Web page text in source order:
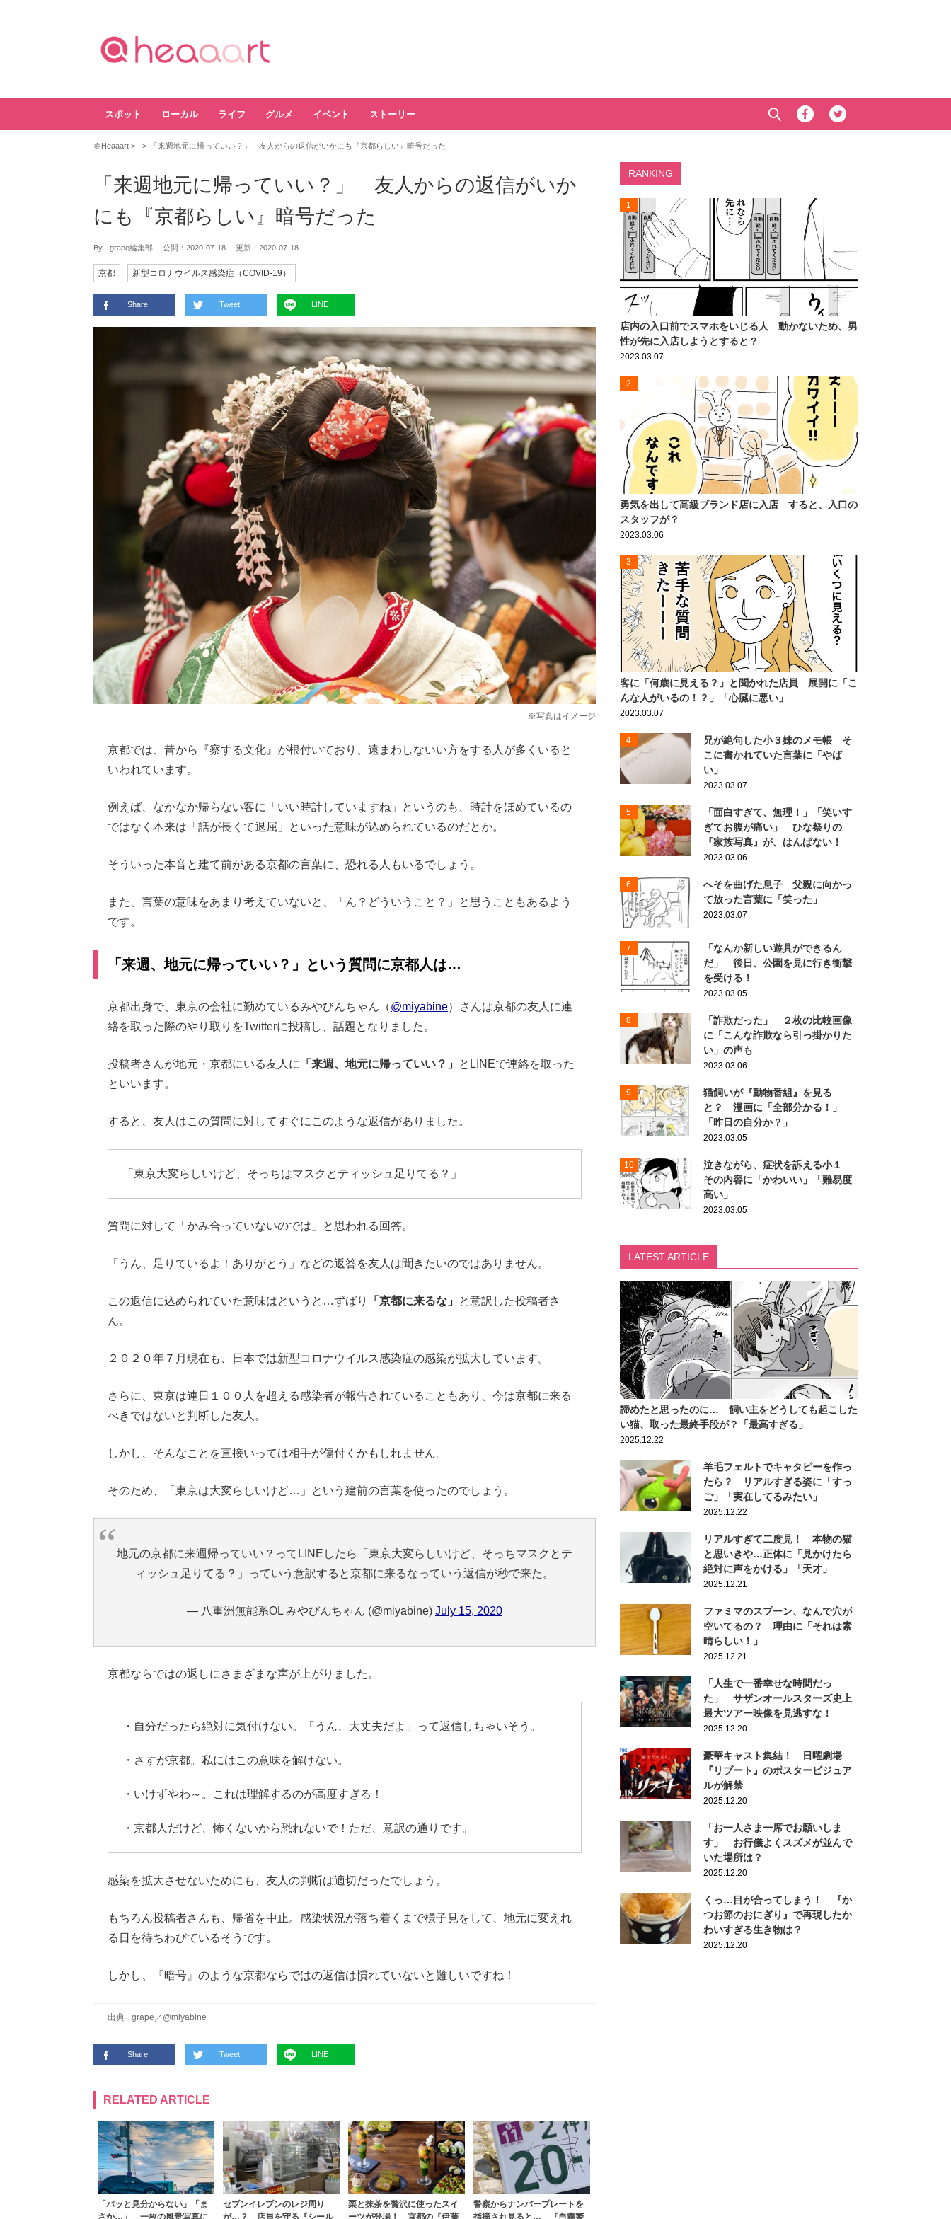
スポット ローカル ライフ グルメ イベント ストーリー
＠Heaaart 「来週地元に帰っていい？」 友人からの返信がいかにも『京都らしい』暗号だった
「来週地元に帰っていい？」 友人からの返信がいか
にも『京都らしい』暗号だった
By - grape編集部 公開： 2020-07-18 更新： 2020-07-18
京都 新型コロナウイルス感染症（COVID-19）
Share Tweet LINE
※写真はイメージ
京都では、昔から『察する文化』が根付いており、遠まわしないい方をする人が多くいると
いわれています。
例えば、なかなか帰らない客に「いい時計していますね」というのも、時計をほめているの
ではなく本来は「話が長くて退屈」といった意味が込められているのだとか。
そういった本音と建て前がある京都の言葉に、恐れる人もいるでしょう。
また、言葉の意味をあまり考えていないと、「ん？どういうこと？」と思うこともあるよう
です。
「来週、地元に帰っていい？」という質問に京都人は…
京都出身で、東京の会社に勤めているみやびんちゃん（@miyabine）さんは京都の友人に連
絡を取った際のやり取りをTwitterに投稿し、話題となりました。
投稿者さんが地元・京都にいる友人に 「来週、地元に帰っていい？」
とLINEで連絡を取った
といいます。
すると、友人はこの質問に対してすぐにこのような返信がありました。
「東京大変らしいけど、そっちはマスクとティッシュ足りてる？」
質問に対して「かみ合っていないのでは」と思われる回答。
「うん、足りているよ！ありがとう」などの返答を友人は聞きたいのではありません。
この返信に込められていた意味はというと…ずばり 「京都に来るな」
と意訳した投稿者さ
ん。
２０２０年７月現在も、日本では新型コロナウイルス感染症の感染が拡大しています。
さらに、東京は連日１００人を超える感染者が報告されていることもあり、今は京都に来る
べきではないと判断した友人。
しかし、そんなことを直接いっては相手が傷付くかもしれません。
そのため、「東京は大変らしいけど…」という建前の言葉を使ったのでしょう。
地元の京都に来週帰っていい？ってLINEしたら「東京大変らしいけど、そっちマスクとテ
ィッシュ足りてる？」っていう意訳すると京都に来るなっていう返信が秒で来た。
— 八重洲無能系OL みやびんちゃん (@miyabine) July 15, 2020
京都ならではの返しにさまざまな声が上がりました。
・自分だったら絶対に気付けない。「うん、大丈夫だよ」って返信しちゃいそう。
・さすが京都。私にはこの意味を解けない。
・いけずやわ～。これは理解するのが高度すぎる！
・京都人だけど、怖くないから恐れないで！ただ、意訳の通りです。
感染を拡大させないためにも、友人の判断は適切だったでしょう。
もちろん投稿者さんも、帰省を中止。感染状況が落ち着くまで様子見をして、地元に変えれ
る日を待ちわびているそうです。
しかし、『暗号』のような京都ならではの返信は慣れていないと難しいですね！
出典 grape ／ @miyabine
Share Tweet LINE
RELATED ARTICLE
「パッと見分からない」「ま
さか…」 一枚の風景写真に
セブンイレブンのレジ周り
が…？ 店員を守る『シール
栗と抹茶を贅沢に使ったスイ
ーツが登場！ 京都の『伊藤
警察からナンバープレートを
指摘され見ると… 『自粛警
RANKING
1
店内の入口前でスマホをいじる人 動かないため、男
性が先に入店しようとすると？
2023.03.07
2
勇気を出して高級ブランド店に入店 すると、入口の
スタッフが？
2023.03.06
3
客に「何歳に見える？」と聞かれた店員 展開に「こ
んな人がいるの！？」「心臓に悪い」
2023.03.07
4
兄が絶句した小３妹のメモ帳 そ
こに書かれていた言葉に「やば
い」
2023.03.07
5
「面白すぎて、無理！」「笑いす
ぎてお腹が痛い」 ひな祭りの
『家族写真』が、はんぱない！
2023.03.06
6
へそを曲げた息子 父親に向かっ
て放った言葉に「笑った」
2023.03.07
7
「なんか新しい遊具ができるん
だ」 後日、公園を見に行き衝撃
を受ける！
2023.03.05
8
「詐欺だった」 ２枚の比較画像
に「こんな詐欺なら引っ掛かりた
い」の声も
2023.03.06
9
猫飼いが『動物番組』を見る
と？ 漫画に「全部分かる！」
「昨日の自分か？」
2023.03.05
10
泣きながら、症状を訴える小１
その内容に「かわいい」「難易度
高い」
2023.03.05
LATEST ARTICLE
諦めたと思ったのに… 飼い主をどうしても起こした
い猫、取った最終手段が？「最高すぎる」
2025.12.22
羊毛フェルトでキャタピーを作っ
たら？ リアルすぎる姿に「すっ
ご」「実在してるみたい」
2025.12.22
リアルすぎて二度見！ 本物の猫
と思いきや…正体に「見かけたら
絶対に声をかける」「天才」
2025.12.21
ファミマのスプーン、なんで穴が
空いてるの？ 理由に「それは素
晴らしい！」
2025.12.21
「人生で一番幸せな時間だっ
た」 サザンオールスターズ史上
最大ツアー映像を見逃すな！
2025.12.20
豪華キャスト集結！ 日曜劇場
『リブート』のポスタービジュア
ルが解禁
2025.12.20
「お一人さま一席でお願いしま
す」 お行儀よくスズメが並んで
いた場所は？
2025.12.20
くっ…目が合ってしまう！ 『か
つお節のおにぎり』で再現したか
わいすぎる生き物は？
2025.12.20